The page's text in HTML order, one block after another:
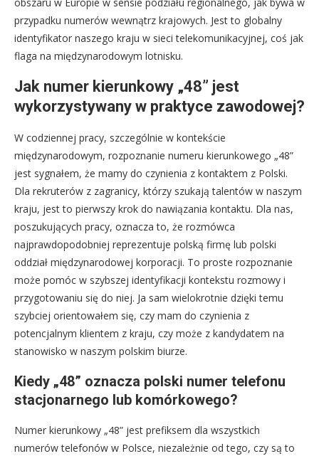
przypadku numerów wewnątrz krajowych. Jest to globalny
identyfikator naszego kraju w sieci telekomunikacyjnej, coś jak
flaga na międzynarodowym lotnisku.
Jak numer kierunkowy „48” jest
wykorzystywany w praktyce zawodowej?
W codziennej pracy, szczególnie w kontekście
międzynarodowym, rozpoznanie numeru kierunkowego „48”
jest sygnałem, że mamy do czynienia z kontaktem z Polski.
Dla rekruterów z zagranicy, którzy szukają talentów w naszym
kraju, jest to pierwszy krok do nawiązania kontaktu. Dla nas,
poszukujących pracy, oznacza to, że rozmówca
najprawdopodobniej reprezentuje polską firmę lub polski
oddział międzynarodowej korporacji. To proste rozpoznanie
może pomóc w szybszej identyfikacji kontekstu rozmowy i
przygotowaniu się do niej. Ja sam wielokrotnie dzięki temu
szybciej orientowałem się, czy mam do czynienia z
potencjalnym klientem z kraju, czy może z kandydatem na
stanowisko w naszym polskim biurze.
Kiedy „48” oznacza polski numer telefonu
stacjonarnego lub komórkowego?
Numer kierunkowy „48” jest prefiksem dla wszystkich
numerów telefonów w Polsce, niezależnie od tego, czy są to